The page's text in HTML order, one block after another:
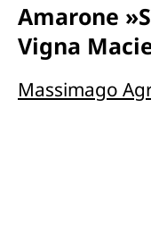
Amarone
Vigna
Massimago